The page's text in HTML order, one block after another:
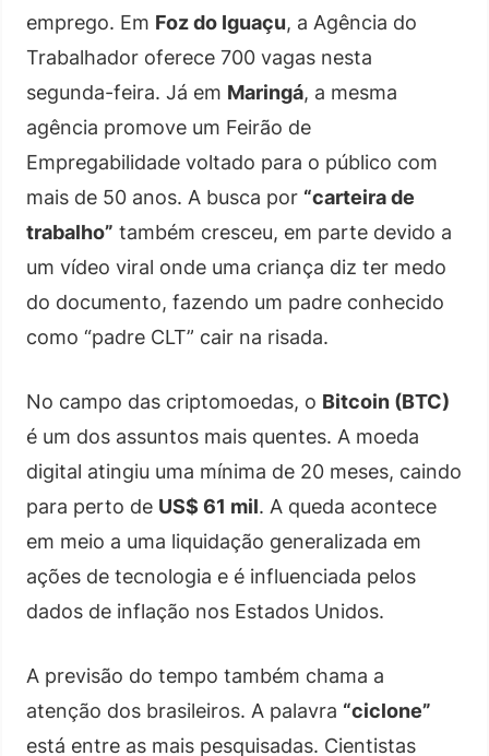
emprego. Em Foz do Iguaçu, a Agência do
Trabalhador oferece 700 vagas nesta
segunda-feira. Já em Maringá, a mesma
agência promove um Feirão de
Empregabilidade voltado para o público com
mais de 50 anos. A busca por “carteira de
trabalho” também cresceu, em parte devido a
um vídeo viral onde uma criança diz ter medo
do documento, fazendo um padre conhecido
como “padre CLT” cair na risada.
No campo das criptomoedas, o Bitcoin (BTC)
é um dos assuntos mais quentes. A moeda
digital atingiu uma mínima de 20 meses, caindo
para perto de US$ 61 mil. A queda acontece
em meio a uma liquidação generalizada em
ações de tecnologia e é influenciada pelos
dados de inflação nos Estados Unidos.
A previsão do tempo também chama a
atenção dos brasileiros. A palavra “ciclone”
está entre as mais pesquisadas. Cientistas